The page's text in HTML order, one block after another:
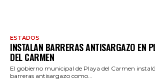
ESTADOS
INSTALAN BARRERAS ANTISARGAZO EN
DEL CARMEN
El gobierno municipal de Playa del Carmen
barreras antisargazo como...